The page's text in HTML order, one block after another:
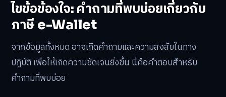
ไขข้อข้องใจ: คำถามที่พบบ่อยเกี่ยวกับ
ภาษี e-Wallet
จากข้อมูลทั้งหมด อาจเกิดคำถามและความสงสัยในทาง
ปฏิบัติ เพื่อให้เกิดความชัดเจนยิ่งขึ้น นี่คือคำตอบสำหรับ
คำถามที่พบบ่อย